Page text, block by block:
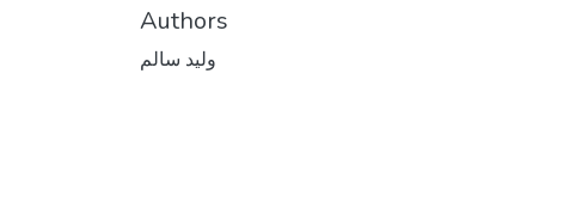
Authors
وليد سالم